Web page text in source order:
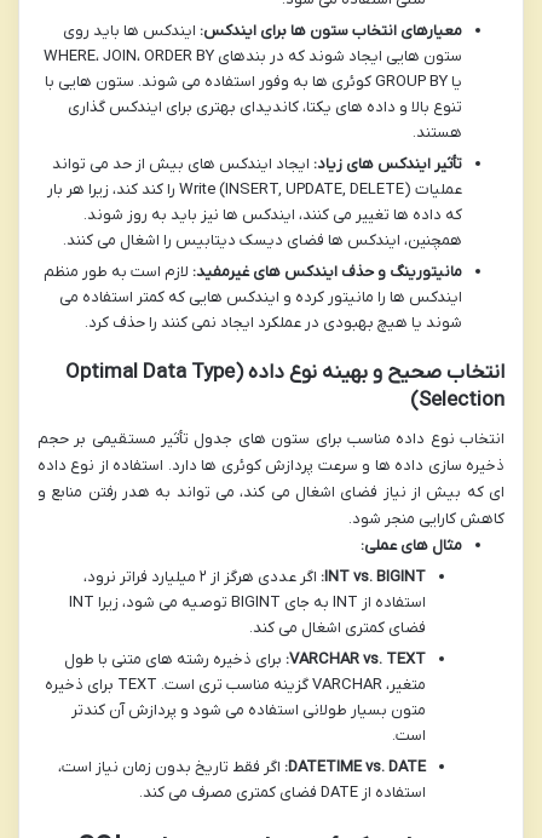
معیارهای انتخاب ستون ها برای ایندکس: ایندکس ها باید روی
ستون هایی ایجاد شوند که در بندهای WHERE، JOIN، ORDER BY
یا GROUP BY کوئری ها به وفور استفاده می شوند. ستون هایی با
تنوع بالا و داده های یکتا، کاندیدای بهتری برای ایندکس گذاری
هستند.
تأثیر ایندکس های زیاد: ایجاد ایندکس های بیش از حد می تواند
عملیات Write (INSERT, UPDATE, DELETE) را کند کند، زیرا هر بار
که داده ها تغییر می کنند، ایندکس ها نیز باید به روز شوند.
همچنین، ایندکس ها فضای دیسک دیتابیس را اشغال می کنند.
مانیتورینگ و حذف ایندکس های غیرمفید: لازم است به طور منظم
ایندکس ها را مانیتور کرده و ایندکس هایی که کمتر استفاده می
شوند یا هیچ بهبودی در عملکرد ایجاد نمی کنند را حذف کرد.
انتخاب صحیح و بهینه نوع داده (Optimal Data Type
Selection)
انتخاب نوع داده مناسب برای ستون های جدول تأثیر مستقیمی بر حجم
ذخیره سازی داده ها و سرعت پردازش کوئری ها دارد. استفاده از نوع داده
ای که بیش از نیاز فضای اشغال می کند، می تواند به هدر رفتن منابع و
کاهش کارایی منجر شود.
مثال های عملی:
INT vs. BIGINT:
اگر عددی هرگز از ۲ میلیارد فراتر نرود،
استفاده از INT به جای BIGINT توصیه می شود، زیرا INT
فضای کمتری اشغال می کند.
VARCHAR vs. TEXT: برای ذخیره رشته های متنی با طول
متغیر، VARCHAR گزینه مناسب تری است. TEXT برای ذخیره
متون بسیار طولانی استفاده می شود و پردازش آن کندتر
است.
DATETIME vs. DATE: اگر فقط تاریخ بدون زمان نیاز است،
استفاده از DATE فضای کمتری مصرف می کند.